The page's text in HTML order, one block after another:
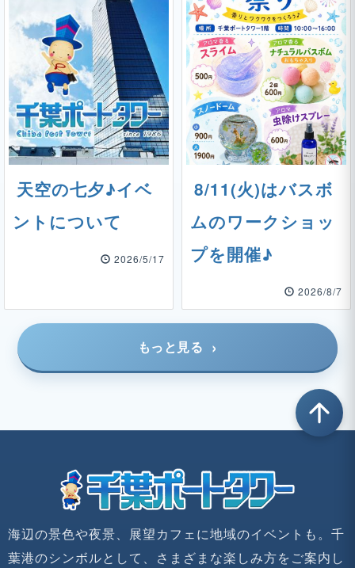
天空の七夕♪イベ
ントについて
2026/5/17
8/11(火)はバスボ
ムのワークショッ
プを開催♪
2026/8/7
もっと見る
arrow_upward
海辺の景色や夜景、展望カフェに地域のイベントも。千
葉港のシンボルとして、さまざまな楽しみ方をご案内し